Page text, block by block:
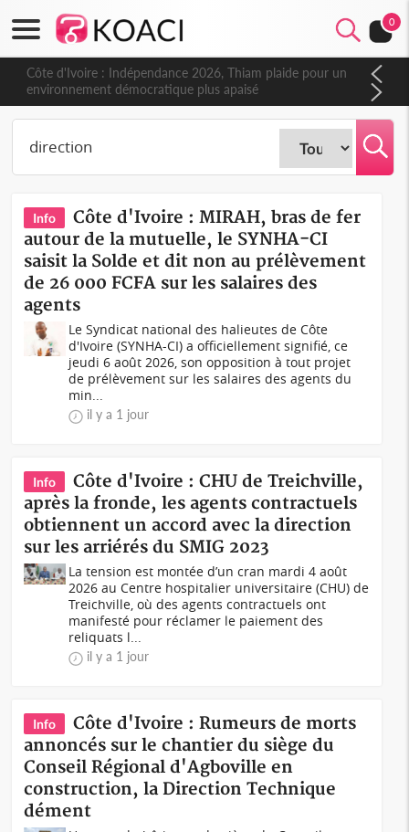
0
Côte d'Ivoire : Indépendance 2026, Thiam plaide pour un
environnement démocratique plus apaisé
Info
Côte d'Ivoire : MIRAH, bras de fer
autour de la mutuelle, le SYNHA-CI
saisit la Solde et dit non au prélèvement
de 26 000 FCFA sur les salaires des
agents
Le Syndicat national des halieutes de Côte
d'Ivoire (SYNHA-CI) a officiellement signifié, ce
jeudi 6 août 2026, son opposition à tout projet
de prélèvement sur les salaires des agents du
min...
il y a 1 jour
Info
Côte d'Ivoire : CHU de Treichville,
après la fronde, les agents contractuels
obtiennent un accord avec la direction
sur les arriérés du SMIG 2023
La tension est montée d’un cran mardi 4 août
2026 au Centre hospitalier universitaire (CHU) de
Treichville, où des agents contractuels ont
manifesté pour réclamer le paiement des
reliquats l...
il y a 1 jour
Info
Côte d'Ivoire : Rumeurs de morts
annoncés sur le chantier du siège du
Conseil Régional d'Agboville en
construction, la Direction Technique
dément